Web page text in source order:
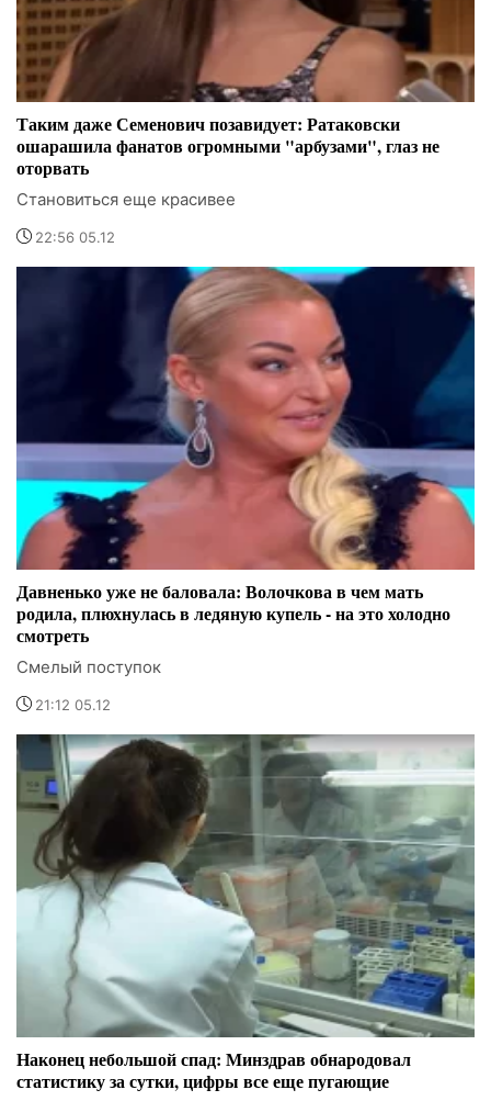
Таким даже Семенович позавидует: Ратаковски
ошарашила фанатов огромными "арбузами", глаз не
оторвать
Становиться еще красивее
22:56 05.12
Давненько уже не баловала: Волочкова в чем мать
родила, плюхнулась в ледяную купель - на это холодно
смотреть
Смелый поступок
21:12 05.12
Наконец небольшой спад: Минздрав обнародовал
статистику за сутки, цифры все еще пугающие